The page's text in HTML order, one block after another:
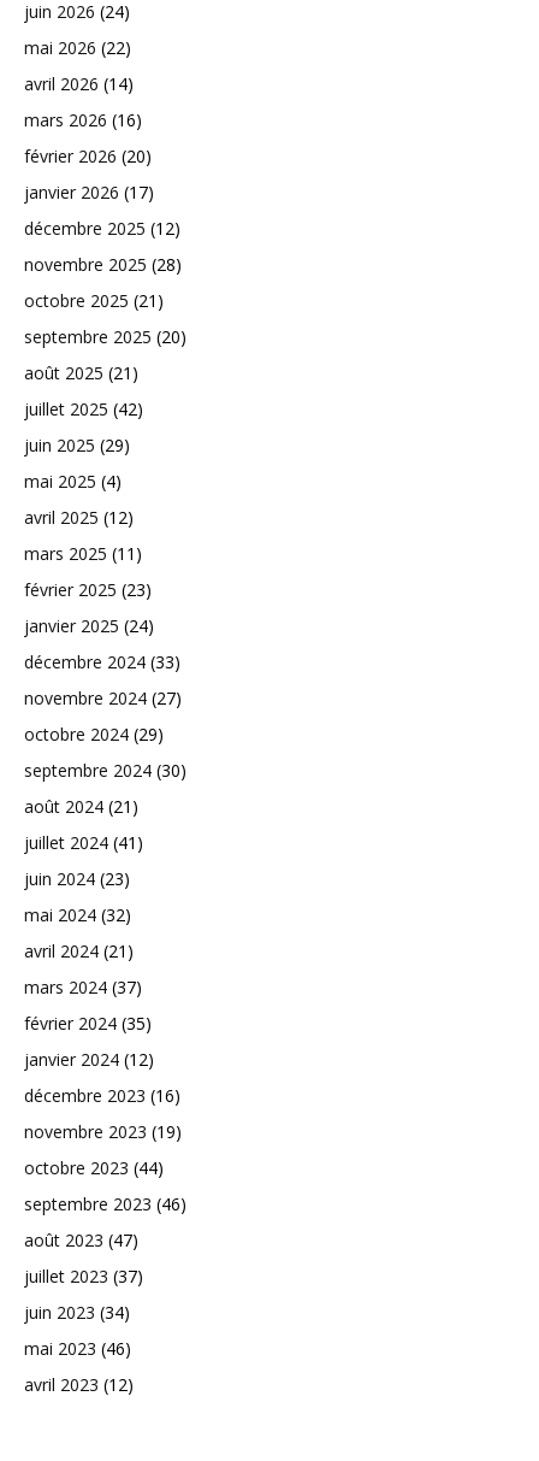
juin 2026 (24)
mai 2026 (22)
avril 2026 (14)
mars 2026 (16)
février 2026 (20)
janvier 2026 (17)
décembre 2025 (12)
novembre 2025 (28)
octobre 2025 (21)
septembre 2025 (20)
août 2025 (21)
juillet 2025 (42)
juin 2025 (29)
mai 2025 (4)
avril 2025 (12)
mars 2025 (11)
février 2025 (23)
janvier 2025 (24)
décembre 2024 (33)
novembre 2024 (27)
octobre 2024 (29)
septembre 2024 (30)
août 2024 (21)
juillet 2024 (41)
juin 2024 (23)
mai 2024 (32)
avril 2024 (21)
mars 2024 (37)
février 2024 (35)
janvier 2024 (12)
décembre 2023 (16)
novembre 2023 (19)
octobre 2023 (44)
septembre 2023 (46)
août 2023 (47)
juillet 2023 (37)
juin 2023 (34)
mai 2023 (46)
avril 2023 (12)